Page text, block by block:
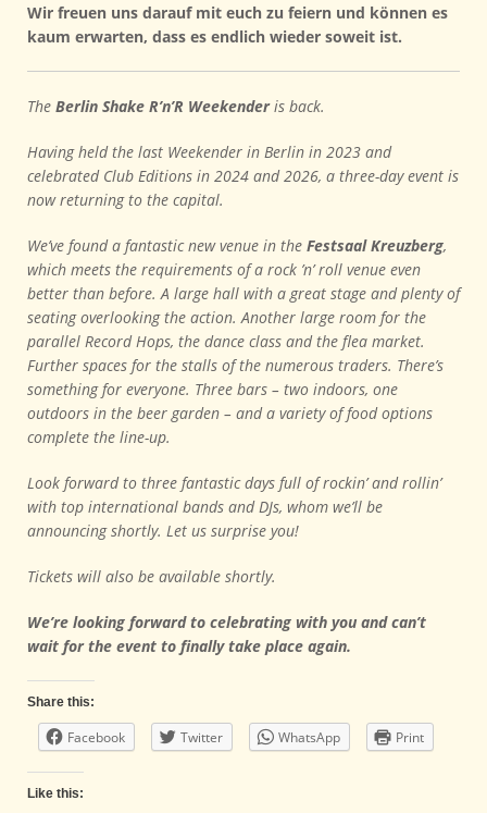
Wir freuen uns darauf mit euch zu feiern und können es
kaum erwarten, dass es endlich wieder soweit ist.
The Berlin Shake R’n’R Weekenderis back.
Having held the last Weekender in Berlin in 2023 and
celebrated Club Editions in 2024 and 2026, a three-day event is
now returning to the capital.
We’ve found a fantastic new venue in the Festsaal Kreuzberg,
which meets the requirements of a rock ’n’ roll venue even
better than before. A large hall with a great stage and plenty of
seating overlooking the action. Another large room for the
parallel Record Hops, the dance class and the flea market.
Further spaces for the stalls of the numerous traders. There’s
something for everyone. Three bars – two indoors, one
outdoors in the beer garden – and a variety of food options
complete the line-up.
Look forward to three fantastic days full of rockin’ and rollin’
with top international bands and DJs, whom we’ll be
announcing shortly. Let us surprise you!
Tickets will also be available shortly.
We’re looking forward to celebrating with you and can’t
wait for the event to finally take place again.
Share this:
Facebook Twitter WhatsApp Print
Like this: